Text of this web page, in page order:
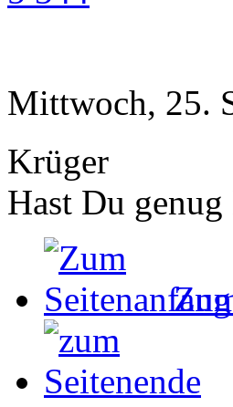
Mittwoch, 25.
Krüger
Hast Du